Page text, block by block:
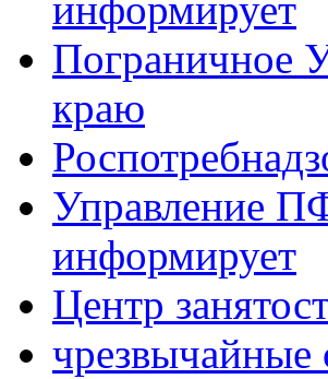
информирует
Пограничное
краю
Управление
информирует
Центр
чрезвычайные